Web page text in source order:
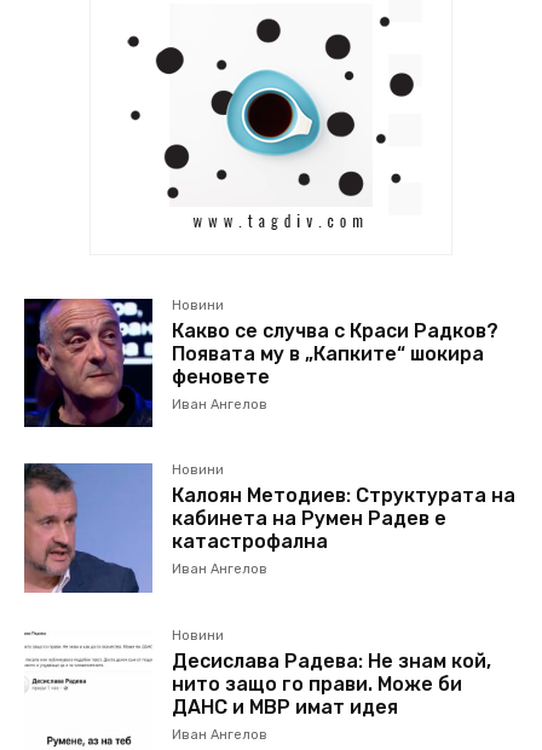
Новини
Какво се случва с Краси Радков?
Появата му в „Капките“ шокира
феновете
Иван Ангелов
Новини
Калоян Методиев: Структурата на
кабинета на Румен Радев е
катастрофална
Иван Ангелов
Новини
Десислава Радева: Не знам кой,
нито защо го прави. Може би
ДАНС и МВР имат идея
Иван Ангелов